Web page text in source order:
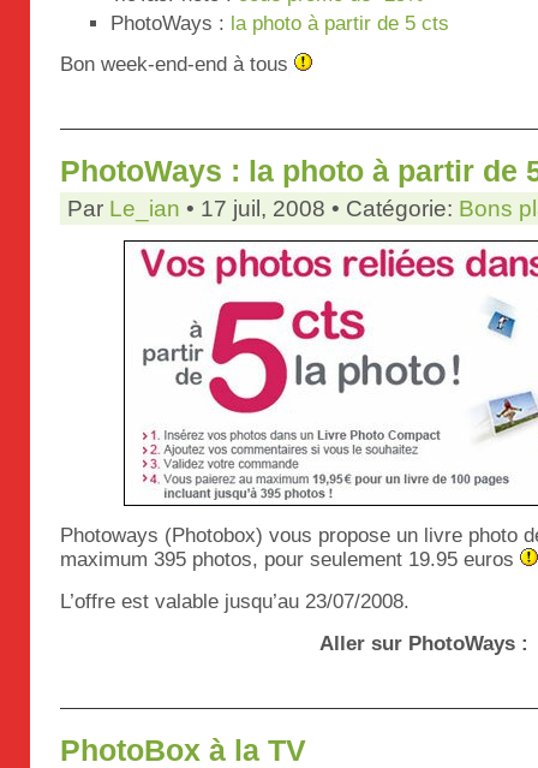
PhotoWays : la photo à partir de 5 cts
Bon week-end-end à tous
PhotoWays : la photo à partir de
Par Le_ian • 17 juil, 2008 • Catégorie: Bons
Photoways (Photobox) vous propose un livre photo
maximum 395 photos, pour seulement 19.95 euros
L’offre est valable jusqu’au 23/07/2008.
Aller sur PhotoWays :
PhotoBox à la TV